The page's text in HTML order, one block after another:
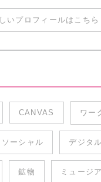
いプロフィールはこち
CANVAS ワー
ソーシャル デジタ
鉱物 ミュージ